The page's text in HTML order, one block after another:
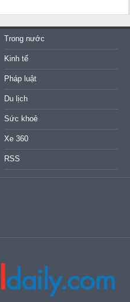
Trong nước
Kinh tế
Pháp luật
Du lịch
Sức khoẻ
Xe 360
RSS